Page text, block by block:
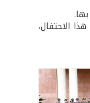
الاحتفال،